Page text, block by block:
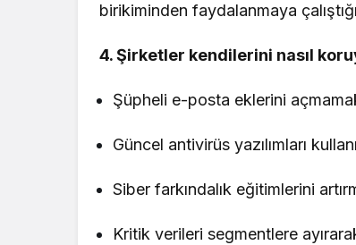
birikiminden faydalanmaya
4. Şirketler kendilerini nasıl
Şüpheli e-posta eklerini
Güncel antivirüs yazılımları
Siber farkındalık eğitimlerini
Kritik verileri segmentlere